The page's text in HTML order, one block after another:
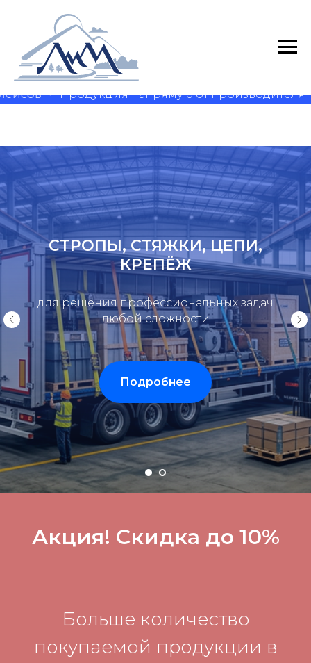
Продукция напрямую от производителя
СТРОПЫ, СТЯЖКИ, ЦЕПИ,
КРЕПЁЖ
для решения профессиональных задач
любой сложности
Подробнее
Акция! Скидка до 10%
Больше количество
покупаемой продукции в